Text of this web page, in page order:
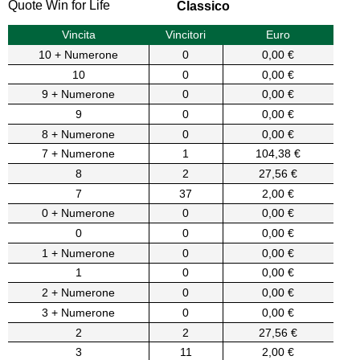
Quote Win for Life
Classico
Vincita Vincitori
Euro
10 + Numerone
0
0,00 €
10
0
0,00 €
9 + Numerone
0
0,00 €
9
0
0,00 €
8 + Numerone
0
0,00 €
7 + Numerone
1
104,38 €
8
2
27,56 €
7
37
2,00 €
0 + Numerone
0
0,00 €
0
0
0,00 €
1 + Numerone
0
0,00 €
1
0
0,00 €
2 + Numerone
0
0,00 €
3 + Numerone
0
0,00 €
2
2
27,56 €
3
11 2,00 €